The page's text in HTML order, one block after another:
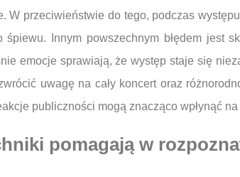
W przeciwieństwie do tego, podczas
śpiewu. Innym powszechnym błędem jest
emocje sprawiają, że występ staje się
uwagę na cały koncert oraz
publiczności mogą znacząco wpłynąć
pomagają w